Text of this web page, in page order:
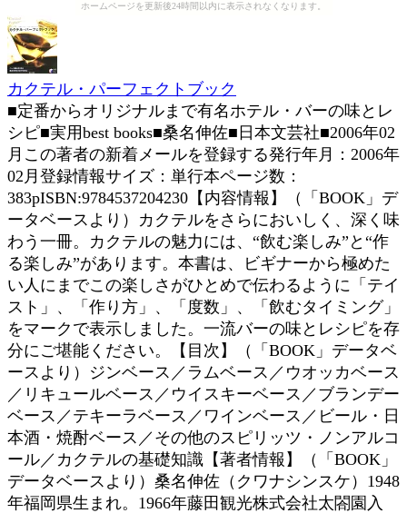
ホームページを更新後24時間以内に表示されなくなります。
カクテル・パーフェクトブック
■定番からオリジナルまで有名ホテル・バーの味とレ
シピ■実用best books■桑名伸佐■日本文芸社■2006年02
月この著者の新着メールを登録する発行年月：2006年
02月登録情報サイズ：単行本ページ数：
383pISBN:9784537204230【内容情報】（「BOOK」デ
ータベースより）カクテルをさらにおいしく、深く味
わう一冊。カクテルの魅力には、“飲む楽しみ”と“作
る楽しみ”があります。本書は、ビギナーから極めた
い人にまでこの楽しさがひとめで伝わるように「テイ
スト」、「作り方」、「度数」、「飲むタイミング」
をマークで表示しました。一流バーの味とレシピを存
分にご堪能ください。【目次】（「BOOK」データベ
ースより）ジンベース／ラムベース／ウオッカベース
／リキュールベース／ウイスキーベース／ブランデー
ベース／テキーラベース／ワインベース／ビール・日
本酒・焼酎ベース／その他のスピリッツ・ノンアルコ
ール／カクテルの基礎知識【著者情報】（「BOOK」
データベースより）桑名伸佐（クワナシンスケ）1948
年福岡県生まれ。1966年藤田観光株式会社太閤園入